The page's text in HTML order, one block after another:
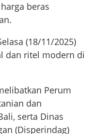
beras
(18/11/2025)
dan ritel modern di
Perum
dan
serta Dinas
(Disperindag)